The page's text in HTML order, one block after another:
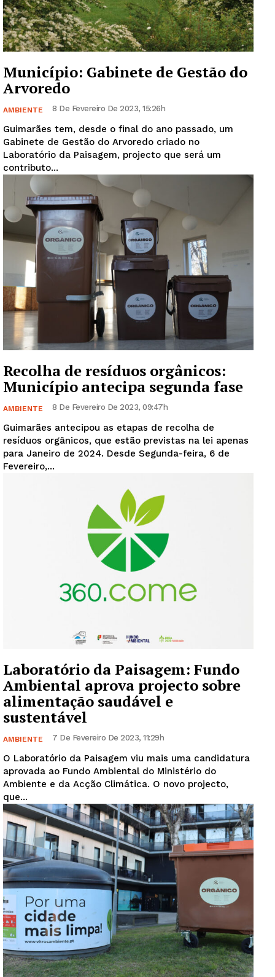
Guimarães, agora!
SUBSCREVA JÁ!
Institucional
Artigos
Edição Digital
Europa
Grande Entrevista
Publicidade
Quero ser Assinante
Município: Gabinete de Gestão do
Arvoredo
AMBIENTE 8 De Fevereiro De 2023, 15:26h
Guimarães tem, desde o final do ano passado, um
Gabinete de Gestão do Arvoredo criado no
Laboratório da Paisagem, projecto que será um
contributo...
Recolha de resíduos orgânicos:
Município antecipa segunda fase
AMBIENTE 8 De Fevereiro De 2023, 09:47h
Guimarães antecipou as etapas de recolha de
resíduos orgânicos, que estão previstas na lei apenas
para Janeiro de 2024. Desde Segunda-feira, 6 de
Fevereiro,...
Laboratório da Paisagem: Fundo
Ambiental aprova projecto sobre
alimentação saudável e
sustentável
AMBIENTE 7 De Fevereiro De 2023, 11:29h
O Laboratório da Paisagem viu mais uma candidatura
aprovada ao Fundo Ambiental do Ministério do
Ambiente e da Acção Climática. O novo projecto,
que...